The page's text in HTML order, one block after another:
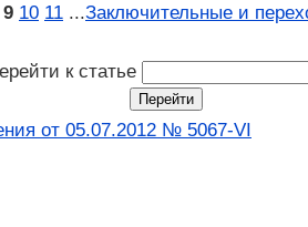
9 10 11 ...Заключительные и
к статье
от 05.07.2012 № 5067-VI